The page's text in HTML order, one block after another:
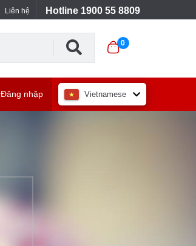
Liên hệ Hotline 1900 55 8809
0
Đăng nhập Vietnamese